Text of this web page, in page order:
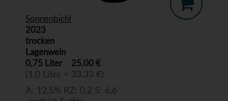
Sonnenbichl
2023
trocken
Lagenwein
0,75 Liter
25,00 €
(1,0 Liter = 33,33 €)
A: 12,5% RZ: 0,2 S: 6,6